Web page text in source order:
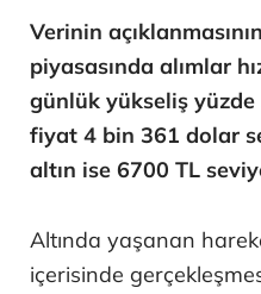
Verinin
piyasasında alımlar
günlük yükseliş yüzde
fiyat 4 bin 361 dolar
altın ise 6700 TL
Altında yaşanan
içerisinde